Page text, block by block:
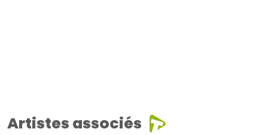
Artistes associés